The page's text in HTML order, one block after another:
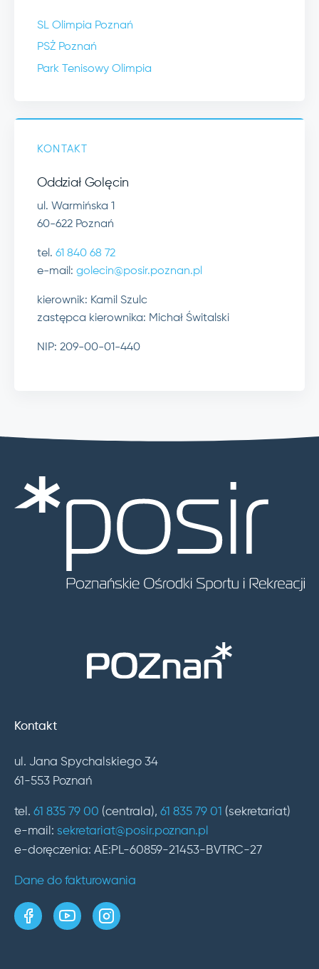
SL Olimpia Poznań
PSŻ Poznań
Park Tenisowy Olimpia
KONTAKT
Oddział Golęcin
ul. Warmińska 1
60-622 Poznań
tel. 61 840 68 72
e-mail: golecin@posir.poznan.pl
kierownik: Kamil Szulc
zastępca kierownika: Michał Świtalski
NIP: 209-00-01-440
Kontakt
ul. Jana Spychalskiego 34
61-553 Poznań
tel. 61 835 79 00 (centrala), 61 835 79 01 (sekretariat)
e-mail: sekretariat@posir.poznan.pl
e-doręczenia: AE:PL-60859-21453-BVTRC-27
Dane do fakturowania
strona w serwisie Facebook
kanał w serwisie YouTube
profil w serwisie Instagram